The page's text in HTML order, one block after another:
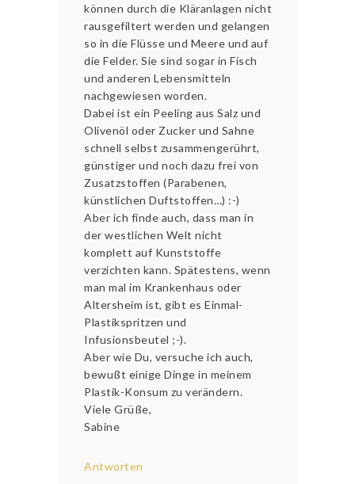
können durch die Kläranlagen nicht
rausgefiltert werden und gelangen
so in die Flüsse und Meere und auf
die Felder. Sie sind sogar in Fisch
und anderen Lebensmitteln
nachgewiesen worden.
Dabei ist ein Peeling aus Salz und
Olivenöl oder Zucker und Sahne
schnell selbst zusammengerührt,
günstiger und noch dazu frei von
Zusatzstoffen (Parabenen,
künstlichen Duftstoffen…) :-)
Aber ich finde auch, dass man in
der westlichen Welt nicht
komplett auf Kunststoffe
verzichten kann. Spätestens, wenn
man mal im Krankenhaus oder
Altersheim ist, gibt es Einmal-
Plastikspritzen und
Infusionsbeutel ;-).
Aber wie Du, versuche ich auch,
bewußt einige Dinge in meinem
Plastik-Konsum zu verändern.
Viele Grüße,
Sabine
Antworten